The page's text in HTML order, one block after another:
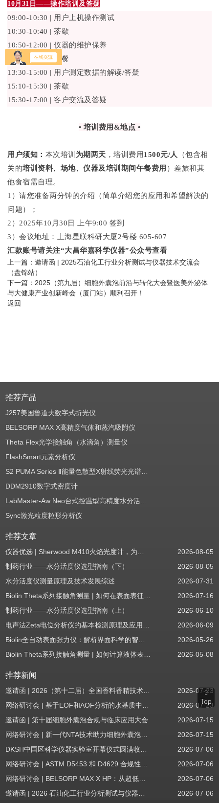
10月31日——操作培训及答疑
09:00-10:30 | 用户上机操作测试
10:30-10:40 | 茶歇
10:50-12:00 | 仪器的维护保养
12:00-13:30 | 午餐
13:30-15:00 | 用户测定数据的解读/答疑
15:10-15:30 | 茶歇
15:30-17:00 | 客户交流及答疑
• 培训费用&地点 •
用户须知： 本次培训 为期两天 ，培训费用1500元/人
（包含相
关的培训资料、场地、仪器及培训期间午餐费用 ）差旅和其
他食宿需自理。
1）请您准备两分钟的介绍（简单介绍您的应用和希望解决的
问题）；
2）2025年10月30日 上午9:00 签到
3）会议地址：上海星联科研大厦2号楼 605-607
汇款账号请关注“大昌华嘉科学仪器”公众号查看
上一篇： 邀请函 | 2025石油化工行业分析测试与仪器技术交流会
（盘锦站）
下一篇： 2025（第九届）细胞外囊泡前沿与转化大会暨医美外泌体
与大健康产业创新峰会（厦门站）顺利召开！
返回
推荐产品
J257美国鲁道夫数字式折光仪
BELSORP MAX X高精度气体和蒸汽吸附仪
Theta Flex光学接触角（水滴角）测量仪
FlashSmart元素分析仪
DDM2910数字式密度计
Sync激光粒度粒形分析仪
推荐文章
2026-08-05
制药行业——水分活度仪选型指南（下）
2026-08-05
水分活度仪测量原理及技术发展综述
2026-07-31
2026-07-16
制药行业——水分活度仪选型指南（上）
2026-06-10
2026-06-09
2026-05-26
2026-05-08
推荐新闻
2026-07-23
2026-07-23
邀请函 | 第十届细胞外囊泡合规与临床应用大会
2026-07-15
2026-07-15
2026-07-06
2026-07-06
2026-07-06
2026-07-06
Top